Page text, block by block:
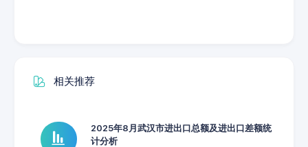
相关推荐
2025年8月武汉市进出口总额及进出口差额统
计分析